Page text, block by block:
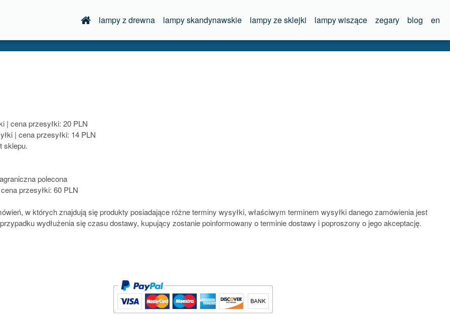
lampy z drewna lampy skandynawskie lampy ze sklejki lampy wiszące zegary blog en
| cena przesyłki: 20 PLN
| cena przesyłki: 14 PLN
sklepu.
polecona
przesyłki: 60 PLN
w których znajdują się produkty posiadające różne terminy wysyłki, właściwym terminem wysyłki danego zamówienia jest
wydłużenia się czasu dostawy, kupujący zostanie poinformowany o terminie dostawy i poproszony o jego akceptację.